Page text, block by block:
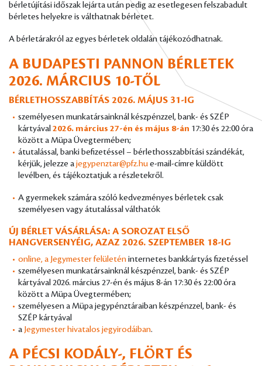
bérletújítási időszak lejárta után pedig az esetlegesen felszabadult
bérletes helyekre is válthatnak bérletet.
A bérletárakról az egyes bérletek oldalán tájékozódhatnak.
A BUDAPESTI PANNON BÉRLETEK
2026. MÁRCIUS 10-TŐL
BÉRLETHOSSZABBÍTÁS 2026. MÁJUS 31-IG
személyesen munkatársainknál készpénzzel, bank- és SZÉP
kártyával 2026. március 27-én és május 8-án 17:30 és 22:00 óra
között a Müpa Üvegtermében;
átutalással, banki befizetéssel – bérlethosszabbítási szándékát,
kérjük, jelezze ajegypenztar@pfz.hue-mail-címre küldött
levélben, és tájékoztatjuk a részletekről.
A gyermekek számára szóló kedvezményes bérletek csak
személyesen vagy átutalással válthatók
ÚJ BÉRLET VÁSÁRLÁSA: A SOROZAT ELSŐ
HANGVERSENYÉIG, AZAZ 2026. SZEPTEMBER 18-IG
online, a Jegymester felületéninternetes bankkártyás fizetéssel
személyesen munkatársainknál készpénzzel, bank- és SZÉP
kártyával 2026. március 27-én és május 8-án 17:30 és 22:00 óra
között a Müpa Üvegtermében;
személyesen a Müpa jegypénztáraiban készpénzzel, bank- és
SZÉP kártyával
a Jegymester hivatalos jegyirodáiban.
A PÉCSI KODÁLY-, FLÖRT ÉS